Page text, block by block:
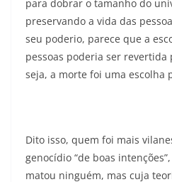
para dobrar o tamanho do
preservando a vida das
seu poderio, parece que a
pessoas poderia ser revertida
seja, a morte foi uma escolha
Dito isso, quem foi mais
genocídio “de boas
matou ninguém, mas cuja